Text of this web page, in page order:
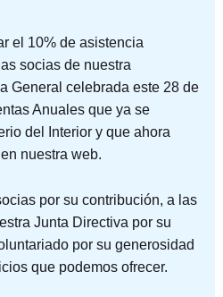
el 10% de asistencia
socias de nuestra
General celebrada este 28 de
Anuales que ya se
del Interior y que ahora
nuestra web.
por su contribución, a las
Junta Directiva por su
por su generosidad
que podemos ofrecer.